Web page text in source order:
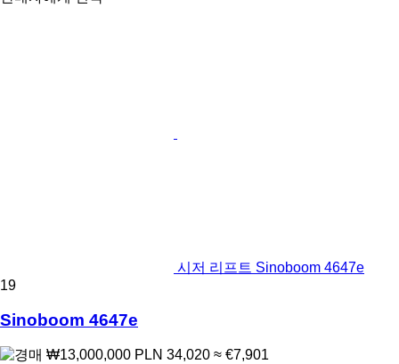
시저 리프트 Sinoboom 4647e
19
Sinoboom 4647e
₩13,000,000 PLN 34,020 ≈ €7,901